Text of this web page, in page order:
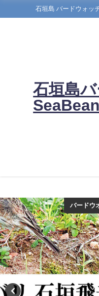
石垣島 バードウォッ
石垣島
バードウ